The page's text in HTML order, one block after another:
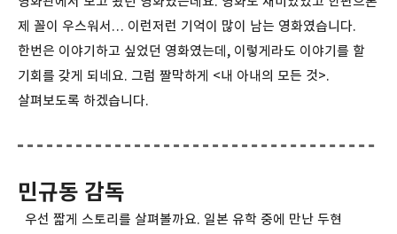
제 꼴이 우스워서… 이런저런 기억이 많이 남는 영화였습니다.
한번은 이야기하고 싶었던 영화였는데, 이렇게라도 이야기를 할
기회를 갖게 되네요. 그럼 짤막하게 <내 아내의 모든 것>.
살펴보도록 하겠습니다.
민규동 감독
우선 짧게 스토리를 살펴볼까요. 일본 유학 중에 만난 두현